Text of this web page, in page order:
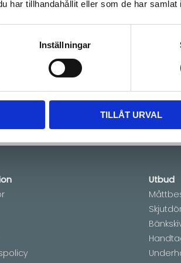
har tillhandahållit eller som de har
Inställningar
TILLÅT URVAL
av material i högsta kvalité,
är blank mässing som inte
Utbud